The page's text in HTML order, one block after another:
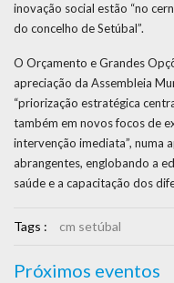
inovação social estão “no
do concelho de Setúbal”.
O Orçamento e Grandes
apreciação da Assembleia
“priorização estratégica
também em novos focos de
intervenção imediata”, numa
abrangentes, englobando a
saúde e a capacitação dos
Tags : cm setúbal
Próximos eventos